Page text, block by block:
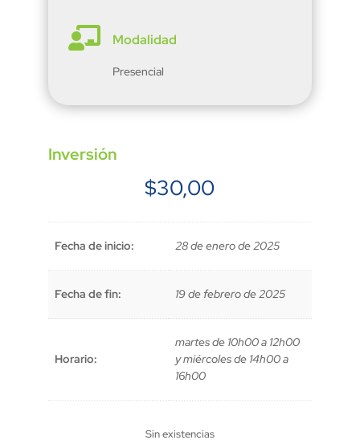
 Modalidad
Presencial
Inversión
$30,00
Fecha de inicio: 28 de enero de 2025
Fecha de fin: 19 de febrero de 2025
Horario:
martes de 10h00 a 12h00
y miércoles de 14h00 a
16h00
Sin existencias